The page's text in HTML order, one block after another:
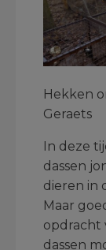
Hekken
Geraets
In deze
dassen
dieren in
Maar
opdracht
dassen